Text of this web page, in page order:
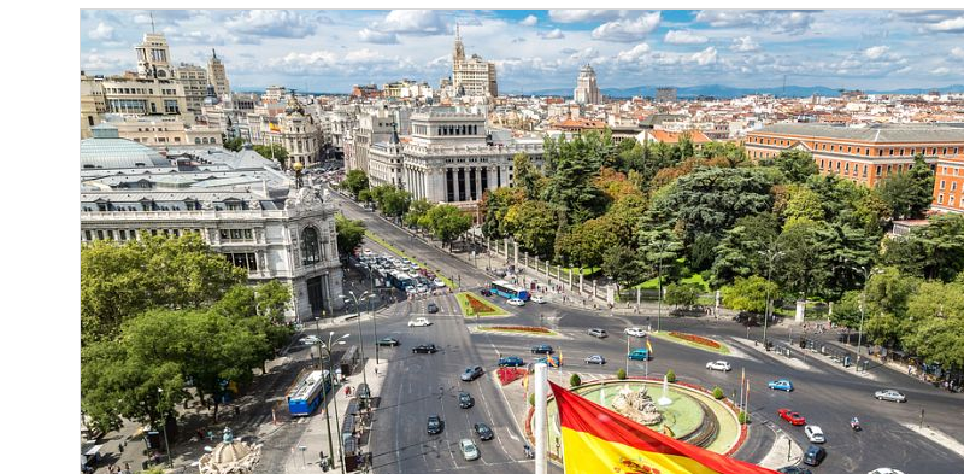
Великобритания
Венгрия
Германия
Греция
Испания
Казахстан
Канада